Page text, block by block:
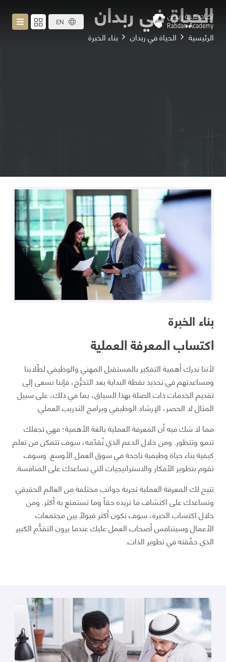
EN الحياة في ربدان
الرئيسية الحياة في ربدان بناء الخبرة
بناء الخبرة
اكتساب المعرفة العملية
لأننا ندرك أهمية التفكير بالمستقبل المهني والوظيفي لطّلابنا
ومساعدتهم في تحديد نقطة البداية بعد التخرُّج، فإننا نسعى إلى
تقديم الخدمات ذات الصلة بهذا السياق، بما في ذلك، على سبيل
المثال لا الحصر، الإرشاد الوظيفي وبرامج التدريب العملي.
مما لا شك فيه أن المعرفة العملية بالغة الأهمية؛ فهي تجعلك
تنمو وتتطور. ومن خلال الدعم الذي نُقدّمه، سوف تتمكن من تعلم
كيفية بناء حياة وظيفية ناجحة في سوق العمل الأوسع. وسوف
تقوم بتطوير الأفكار والاستراتيجيات التي تساعدك على المنافسة.
تتيح لك المعرفة العملية تجربة جوانب مختلفة من العالم الحقيقي
وتساعدك على اكتشاف ما تريده حقاً وما تستمتع به أكثر. ومن
خلال اكتساب الخبرة، سوف تكون أكثر قبولاً بين مجتمعات
الأعمال وسيتنافس أصحاب العمل عليك عندما يرون التقدُّم الكبير
الذي حقّقته في تطوير الذات.